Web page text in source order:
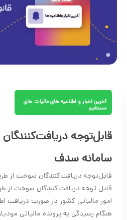
آخرین اخبار و اطلاعیه های مالیات های
مستقیم
قابل‌توجه
سامانه سدف
قابل‌توجه دریافت‌کنندگان سوخت از
قابل ‌توجه دریافت‌کنندگان سوخت از
امور مالیاتی کشور در صورت دریافت
هنگام رسیدگی به پرونده مالیاتی